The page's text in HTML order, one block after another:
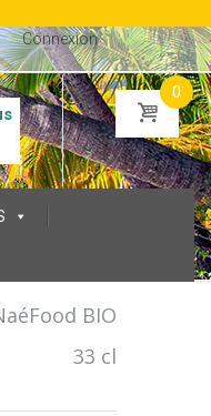
Connexion
0
BIO
33 cl